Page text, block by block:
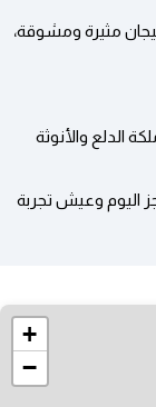
مثيرة ومشوقة،
الدلع والأنوثة
اليوم وعيش تجربة
+
−